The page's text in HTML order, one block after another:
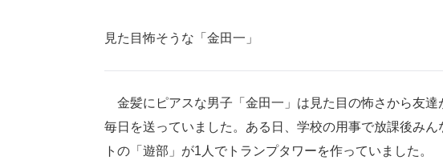
見た目怖そうな「金田一」
金髪にピアスな男子「金田一」は見た目の怖さから友
毎日を送っていました。ある日、学校の用事で放課後み
トの「遊部」が1人でトランプタワーを作っていました。